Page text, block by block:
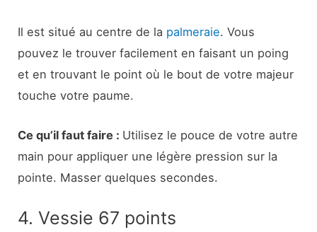
Il est situé au centre de la palmeraie. Vous
pouvez le trouver facilement en faisant un poing
et en trouvant le point où le bout de votre majeur
touche votre paume.
Ce qu’il faut faire : Utilisez le pouce de votre autre
main pour appliquer une légère pression sur la
pointe. Masser quelques secondes.
4. Vessie 67 points